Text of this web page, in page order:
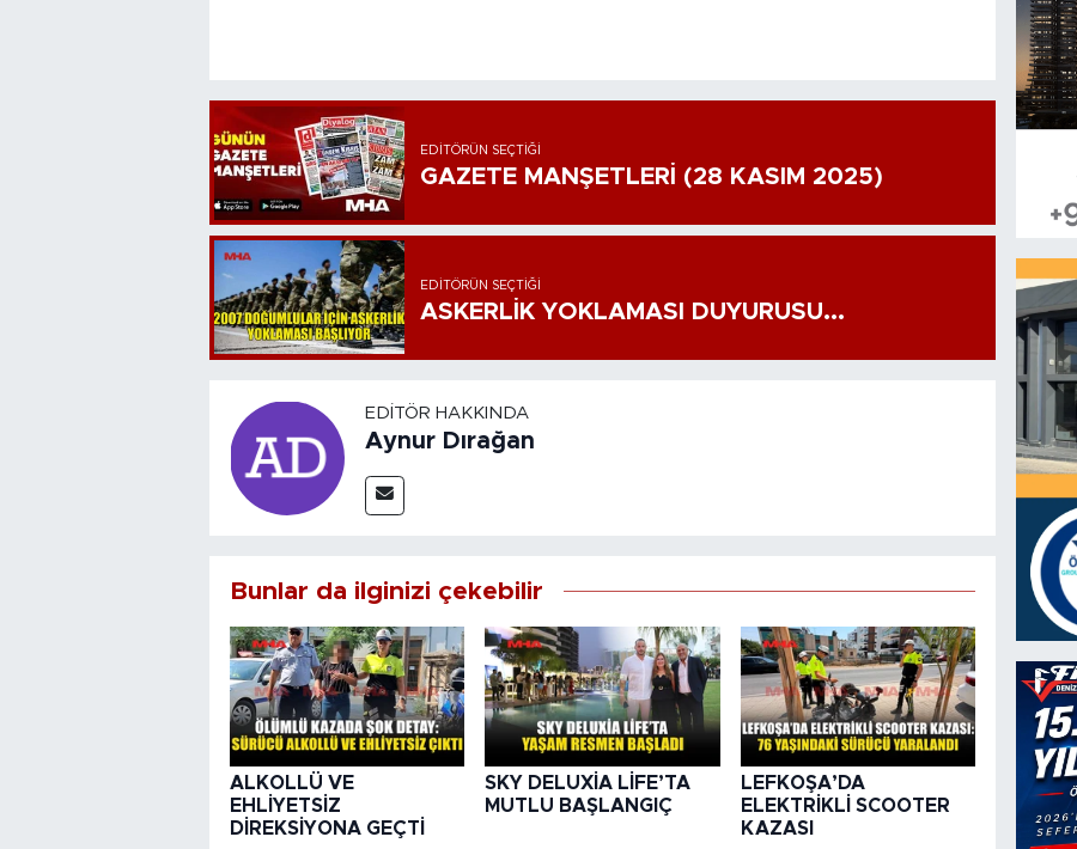
EDITÖRÜN SEÇTIĞI
GAZETE MANŞETLERİ (28 KASIM 2025)
EDITÖRÜN SEÇTIĞI
ASKERLİK YOKLAMASI DUYURUSU...
EDITÖR HAKKINDA
Aynur Dırağan
Bunlar da ilginizi çekebilir
ALKOLLÜ VE
EHLİYETSİZ
DİREKSİYONA GEÇTİ
SKY DELUXİA LİFE’TA
MUTLU BAŞLANGIÇ
LEFKOŞA’DA
ELEKTRİKLİ SCOOTER
KAZASI